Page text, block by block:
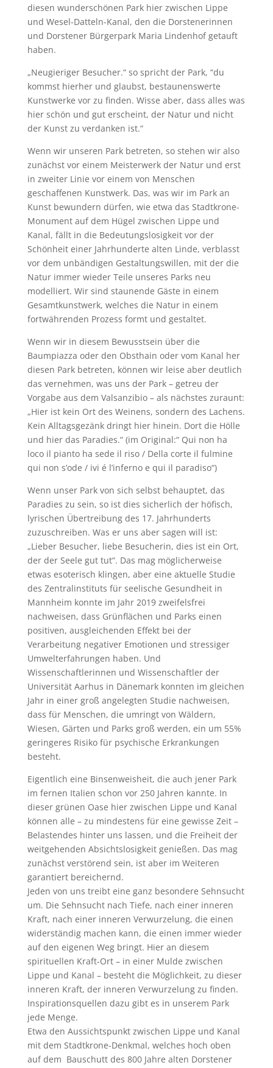
diesen wunderschönen Park hier zwischen Lippe
und Wesel-Datteln-Kanal, den die Dorstenerinnen
und Dorstener Bürgerpark Maria Lindenhof getauft
haben.
„Neugieriger Besucher.“ so spricht der Park, “du
kommst hierher und glaubst, bestaunenswerte
Kunstwerke vor zu finden. Wisse aber, dass alles was
hier schön und gut erscheint, der Natur und nicht
der Kunst zu verdanken ist.“
Wenn wir unseren Park betreten, so stehen wir also
zunächst vor einem Meisterwerk der Natur und erst
in zweiter Linie vor einem von Menschen
geschaffenen Kunstwerk. Das, was wir im Park an
Kunst bewundern dürfen, wie etwa das Stadtkrone-
Monument auf dem Hügel zwischen Lippe und
Kanal, fällt in die Bedeutungslosigkeit vor der
Schönheit einer Jahrhunderte alten Linde, verblasst
vor dem unbändigen Gestaltungswillen, mit der die
Natur immer wieder Teile unseres Parks neu
modelliert. Wir sind staunende Gäste in einem
Gesamtkunstwerk, welches die Natur in einem
fortwährenden Prozess formt und gestaltet.
Wenn wir in diesem Bewusstsein über die
Baumpiazza oder den Obsthain oder vom Kanal her
diesen Park betreten, können wir leise aber deutlich
das vernehmen, was uns der Park – getreu der
Vorgabe aus dem Valsanzibio – als nächstes zuraunt:
„Hier ist kein Ort des Weinens, sondern des Lachens.
Kein Alltagsgezänk dringt hier hinein. Dort die Hölle
und hier das Paradies.“ (im Original:“ Qui non ha
loco il pianto ha sede il riso / Della corte il fulmine
qui non s’ode / ivi é l’inferno e qui il paradiso“)
Wenn unser Park von sich selbst behauptet, das
Paradies zu sein, so ist dies sicherlich der höfisch,
lyrischen Übertreibung des 17. Jahrhunderts
zuzuschreiben. Was er uns aber sagen will ist:
„Lieber Besucher, liebe Besucherin, dies ist ein Ort,
der der Seele gut tut“. Das mag möglicherweise
etwas esoterisch klingen, aber eine aktuelle Studie
des Zentralinstituts für seelische Gesundheit in
Mannheim konnte im Jahr 2019 zweifelsfrei
nachweisen, dass Grünflächen und Parks einen
positiven, ausgleichenden Effekt bei der
Verarbeitung negativer Emotionen und stressiger
Umwelterfahrungen haben. Und
Wissenschaftlerinnen und Wissenschaftler der
Universität Aarhus in Dänemark konnten im gleichen
Jahr in einer groß angelegten Studie nachweisen,
dass für Menschen, die umringt von Wäldern,
Wiesen, Gärten und Parks groß werden, ein um 55%
geringeres Risiko für psychische Erkrankungen
besteht.
Eigentlich eine Binsenweisheit, die auch jener Park
im fernen Italien schon vor 250 Jahren kannte. In
dieser grünen Oase hier zwischen Lippe und Kanal
können alle – zu mindestens für eine gewisse Zeit –
Belastendes hinter uns lassen, und die Freiheit der
weitgehenden Absichtslosigkeit genießen. Das mag
zunächst verstörend sein, ist aber im Weiteren
garantiert bereichernd.
Jeden von uns treibt eine ganz besondere Sehnsucht
um. Die Sehnsucht nach Tiefe, nach einer inneren
Kraft, nach einer inneren Verwurzelung, die einen
widerständig machen kann, die einen immer wieder
auf den eigenen Weg bringt. Hier an diesem
spirituellen Kraft-Ort – in einer Mulde zwischen
Lippe und Kanal – besteht die Möglichkeit, zu dieser
inneren Kraft, der inneren Verwurzelung zu finden.
Inspirationsquellen dazu gibt es in unserem Park
jede Menge.
Etwa den Aussichtspunkt zwischen Lippe und Kanal
mit dem Stadtkrone-Denkmal, welches hoch oben
auf dem Bauschutt des 800 Jahre alten Dorstener